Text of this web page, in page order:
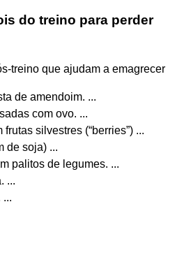
do treino para perder
treino que ajudam a emagrecer
de amendoim. ...
com ovo. ...
frutas silvestres (“berries”) ...
de soja) ...
palitos de legumes. ...
...
...